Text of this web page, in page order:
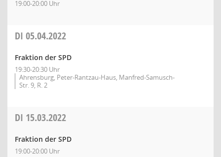
19:00-20:00 Uhr
DI 05.04.2022
Fraktion der SPD
19:30-20:30 Uhr
Ahrensburg, Peter-Rantzau-Haus, Manfred-Samusch-
Str. 9, R. 2
DI 15.03.2022
Fraktion der SPD
19:00-20:00 Uhr